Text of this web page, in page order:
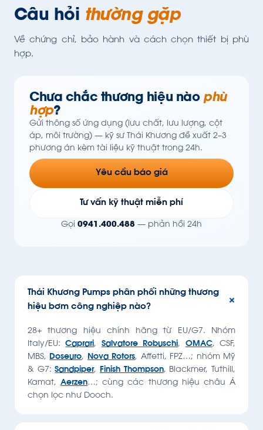
Câu hỏi thường gặp
Về chứng chỉ, bảo hành và cách chọn thiết bị phù
hợp.
Chưa chắc thương hiệu nào phù
hợp?
Gửi thông số ứng dụng (lưu chất, lưu lượng, cột
áp, môi trường) — kỹ sư Thái Khương đề xuất 2–3
phương án kèm tài liệu kỹ thuật trong 24h.
Yêu cầu báo giá
Tư vấn kỹ thuật miễn phí
Gọi 0941.400.488 — phản hồi 24h
Thái Khương Pumps phân phối những thương
hiệu bơm công nghiệp nào?
28+ thương hiệu chính hãng từ EU/G7. Nhóm
Italy/EU:Caprari, Salvatore Robuschi, OMAC, CSF,
MBS, Doseuro, Nova Rotors, Affetti, FPZ…; nhóm Mỹ
& G7:Sandpiper, Finish Thompson, Blackmer, Tuthill,
Kamat,Aerzen…; cùng các thương hiệu châu Á
chọn lọc như Dooch.